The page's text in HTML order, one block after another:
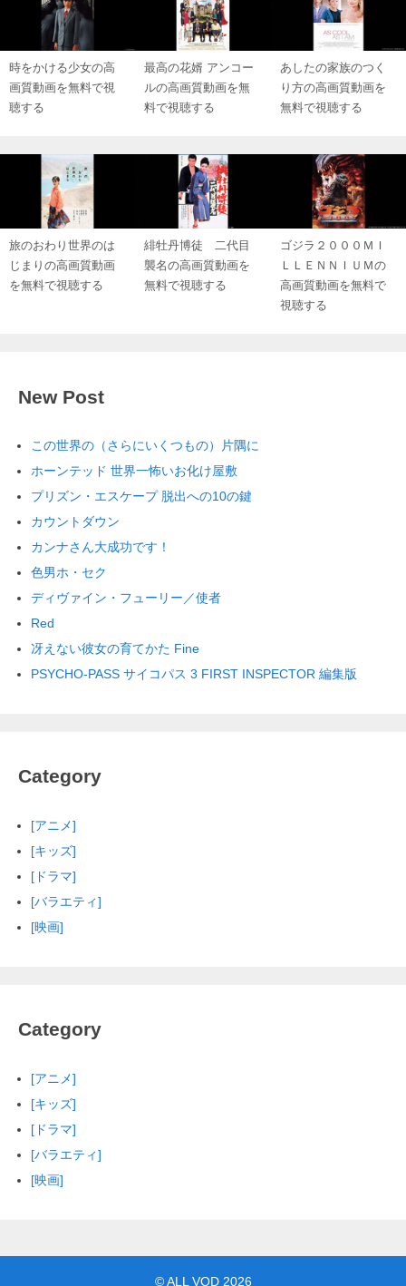
時をかける少女の高
画質動画を無料で視
聴する
最高の花婿 アンコー
ルの高画質動画を無
料で視聴する
あしたの家族のつく
り方の高画質動画を
無料で視聴する
旅のおわり世界のは
じまりの高画質動画
を無料で視聴する
緋牡丹博徒 二代目
襲名の高画質動画を
無料で視聴する
ゴジラ２０００ＭＩ
ＬＬＥＮＮＩＵＭの
高画質動画を無料で
視聴する
New Post
この世界の（さらにいくつもの）片隅に
ホーンテッド 世界一怖いお化け屋敷
プリズン・エスケープ 脱出への10の鍵
カウントダウン
カンナさん大成功です！
色男ホ・セク
ディヴァイン・フューリー／使者
Red
冴えない彼女の育てかた Fine
PSYCHO-PASS サイコパス 3 FIRST INSPECTOR 編集版
Category
[アニメ]
[キッズ]
[ドラマ]
[バラエティ]
[映画]
Category
[アニメ]
[キッズ]
[ドラマ]
[バラエティ]
[映画]
©ALL VOD2026